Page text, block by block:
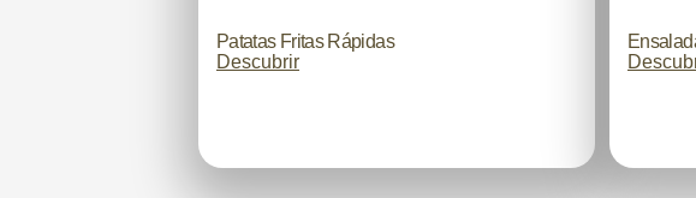
Patatas Fritas Rápidas
Descubrir